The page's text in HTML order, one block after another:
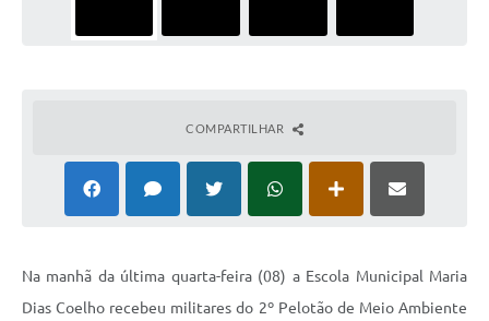
COMPARTILHAR
Na manhã da última quarta-feira (08) a Escola Municipal Maria
Dias Coelho recebeu militares do 2º Pelotão de Meio Ambiente